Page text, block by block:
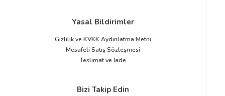
Yasal Bildirimler
Gizlilik ve KVKK Aydınlatma Metni
Mesafeli Satış Sözleşmesi
Teslimat ve İade
Bizi Takip Edin